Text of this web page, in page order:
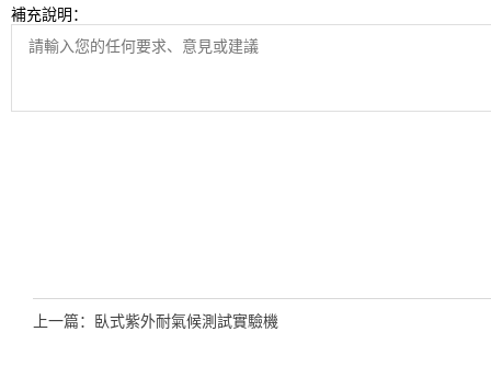
補充說明：
上一篇： 臥式紫外耐氣候測試實驗機